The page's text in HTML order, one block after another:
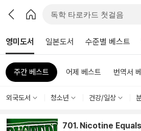
영미도서 일본도서 수준별 베스트
주간 베스트 어제 베스트 번역서
외국도서 청소년 건강/일상
701. Nicotine